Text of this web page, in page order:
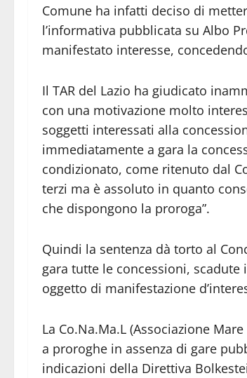
Comune ha infatti deciso di
l’informativa pubblicata su Albo
manifestato interesse,
Il TAR del Lazio ha giudicato
con una motivazione molto
soggetti interessati alla
immediatamente a gara la
condizionato, come ritenuto dal
terzi ma è assoluto in quanto
che dispongono la proroga”.
Quindi la sentenza dà torto al
gara tutte le concessioni,
oggetto di manifestazione
La Co.Na.Ma.L (Associazione
a proroghe in assenza di gare
indicazioni della Direttiva